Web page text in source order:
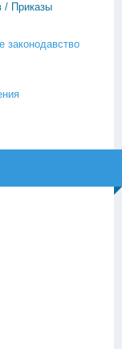
/ Приказы
законодавство